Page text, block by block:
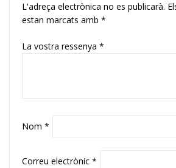
L'adreça electrònica no es publicarà.
estan marcats amb *
La vostra ressenya *
Nom *
Correu electrònic *